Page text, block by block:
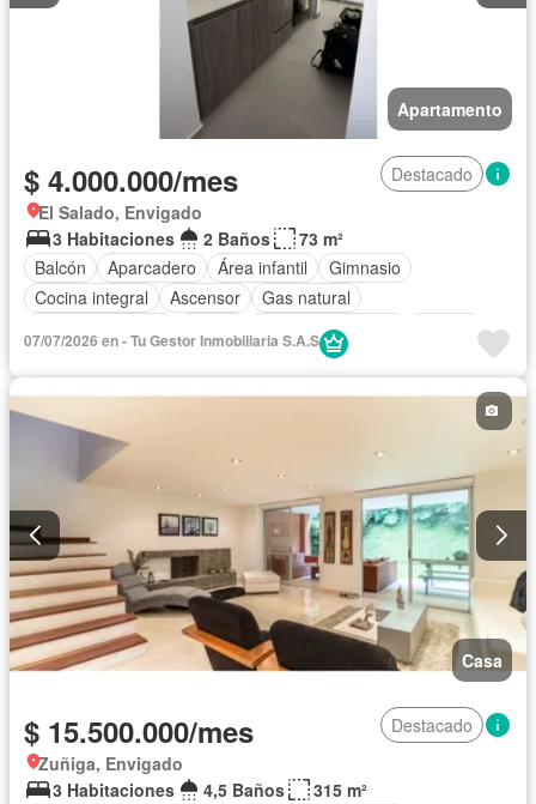
Apartamento
$ 4.000.000/mes
Destacado
El Salado, Envigado
3 Habitaciones
2 Baños
73 m²
Balcón
Aparcadero Área infantil
Gimnasio
Cocina integral
Ascensor
Gas natural
Seguridad privada
07/07/2026 en - Tu Gestor Inmobiliaria S.A.S
Casa
$ 15.500.000/mes
Destacado
Zuñiga, Envigado
3 Habitaciones
4,5 Baños
315 m²